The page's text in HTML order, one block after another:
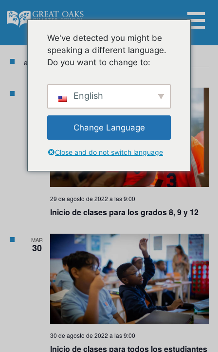
content
Buscar:
Eventos
8/29/2022 - 1/15/2023
fecha.agosto 2022
Inicio de clases para los grados 8, 9 y 12
29 de agosto de 2022 a las 9:00
MAR
30
Inicio de clases para todos los estudiantes
30 de agosto de 2022 a las 9:00
We've detected you might be
speaking a different language.
Do you want to change to:
English
Change Language
Close and do not switch language